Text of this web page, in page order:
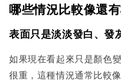
哪些情況比較像還
表面只是淡淡發白、發
如果現在看起來只是顏色
很重，這種情況通常比較